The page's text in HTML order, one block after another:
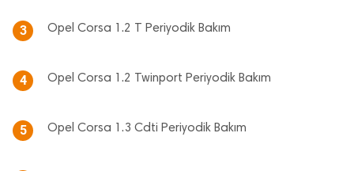
3 Opel Corsa 1.2 T Periyodik Bakım
4 Opel Corsa 1.2 Twinport Periyodik Bakım
5 Opel Corsa 1.3 Cdti Periyodik Bakım